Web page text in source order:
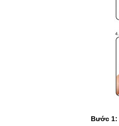
Bước 1: